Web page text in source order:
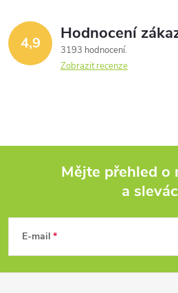
4,9 Hodnocení
3193 hodnocení
Zobrazit recenze
p
Mějte přehled o
a
E-mail